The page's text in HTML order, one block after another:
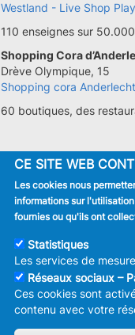
Westland - Live Shop Play
110 enseignes sur
Shopping Cora
Drève Olympique, 15
Shopping cora Anderlecht
60 boutiques, des
CE SITE WEB
Les cookies nous
informations sur
fournies ou qu'ils ont
Statistiques
Les services de
Réseaux sociaux –
Ces cookies sont
contenu avec votre